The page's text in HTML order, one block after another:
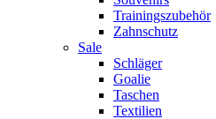
Trainingszubehör
Zahnschutz
Sale
Schläger
Goalie
Taschen
Textilien